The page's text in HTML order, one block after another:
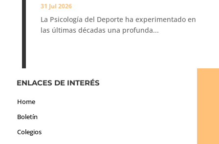
31 Jul 2026
La Psicología del Deporte ha experimentado en
las últimas décadas una profunda...
ENLACES DE INTERÉS
Home
Boletín
Colegios